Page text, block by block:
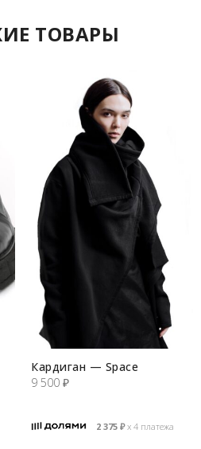
ТОВАРЫ
Кардиган — Space
9 500 ₽
2 375 ₽х 4 платежа